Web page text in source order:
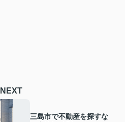
NEXT
三島市で不動産を探すな